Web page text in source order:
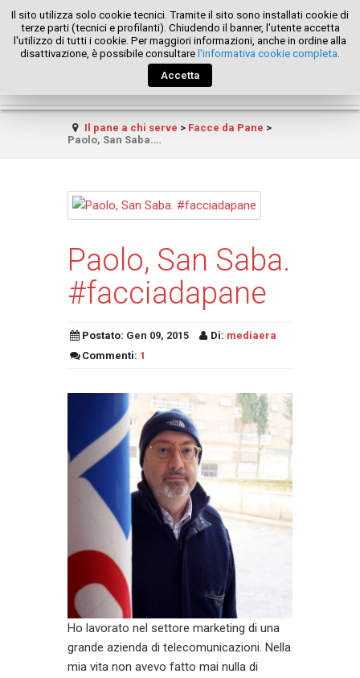
Il pane a chi serve > Facce da Pane >
Paolo, San Saba.…
Paolo, San Saba.
#facciadapane
Postato: Gen 09, 2015 Di: mediaera
Commenti: 1
Ho lavorato nel settore marketing di una
grande azienda di telecomunicazioni. Nella
mia vita non avevo fatto mai nulla di
Il sito utilizza solo cookie tecnici. Tramite il sito sono installati cookie di
terze parti (tecnici e profilanti). Chiudendo il banner, l'utente accetta
l'utilizzo di tutti i cookie. Per maggiori informazioni, anche in ordine alla
disattivazione, è possibile consultare l'informativa cookie completa
Accetta